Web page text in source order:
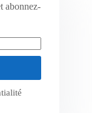
abonnez-